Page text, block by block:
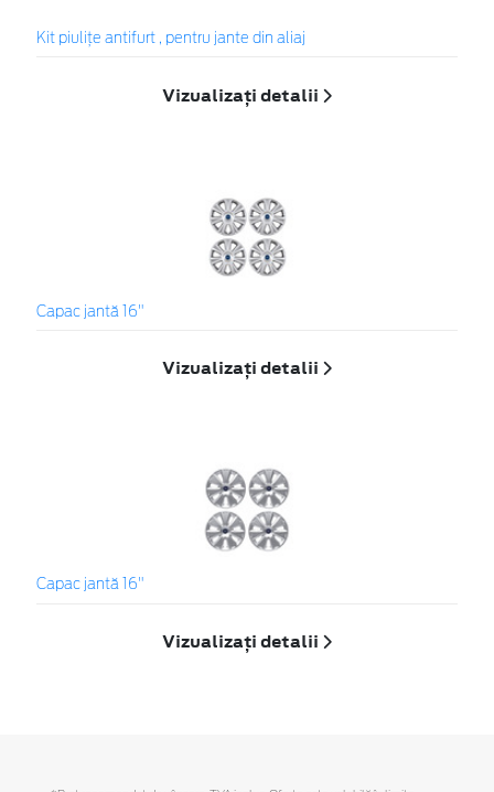
Kit piuliţe antifurt , pentru jante din aliaj
Vizualizați detalii
Capac jantă 16"
Vizualizați detalii
Capac jantă 16"
Vizualizați detalii